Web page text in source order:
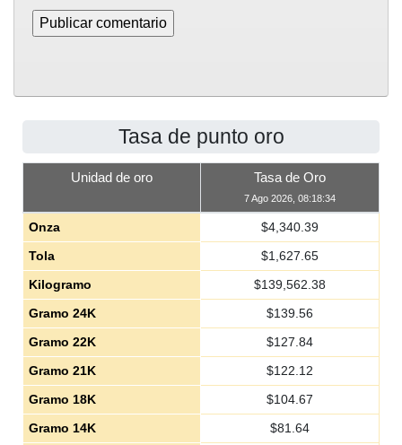
Tasa de punto oro
Unidad de oro Tasa de Oro
7 Ago 2026, 08:18:34
Onza $4,340.39
Tola
$1,627.65
Kilogramo
$139,562.38
Gramo 24K
$139.56
Gramo 22K
$127.84
Gramo 21K
$122.12
Gramo 18K
$104.67
Gramo 14K
$81.64